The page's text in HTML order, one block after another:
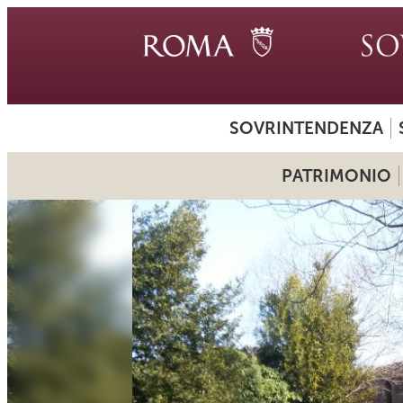
SOVRINTENDENZA
PATRIMONIO